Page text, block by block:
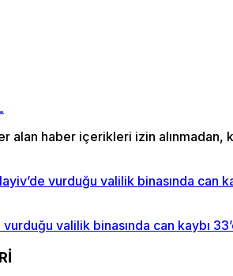
alan haber içerikleri izin
vurduğu valilik binasında can kaybı